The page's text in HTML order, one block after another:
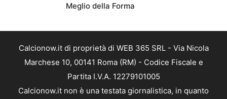
Meglio della Forma
Calcionow.it di proprietà di WEB 365 SRL - Via Nicola
Marchese 10, 00141 Roma (RM) - Codice Fiscale e
Partita I.V.A. 12279101005
Calcionow.it non è una testata giornalistica, in quanto